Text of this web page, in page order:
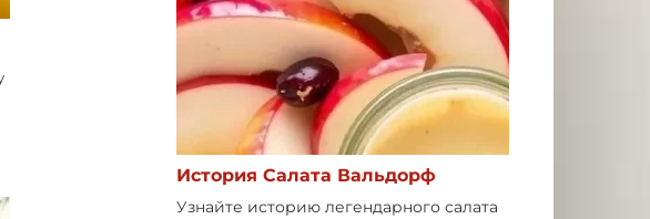
История Салата Вальдорф
Узнайте историю легендарного салата